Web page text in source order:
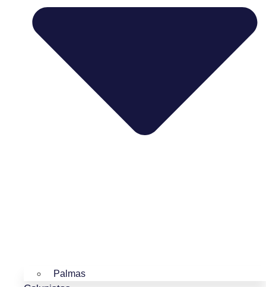
Palmas